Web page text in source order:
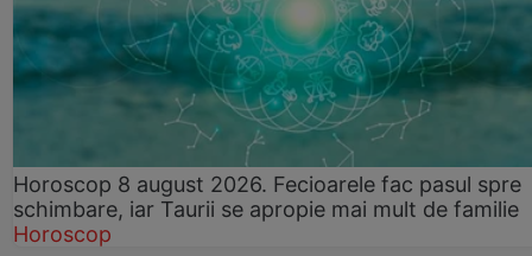
Horoscop 8 august 2026. Fecioarele fac pasul spre
schimbare, iar Taurii se apropie mai mult de familie
Horoscop